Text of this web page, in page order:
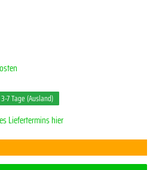
7 Tage (Ausland)
Liefertermins hier